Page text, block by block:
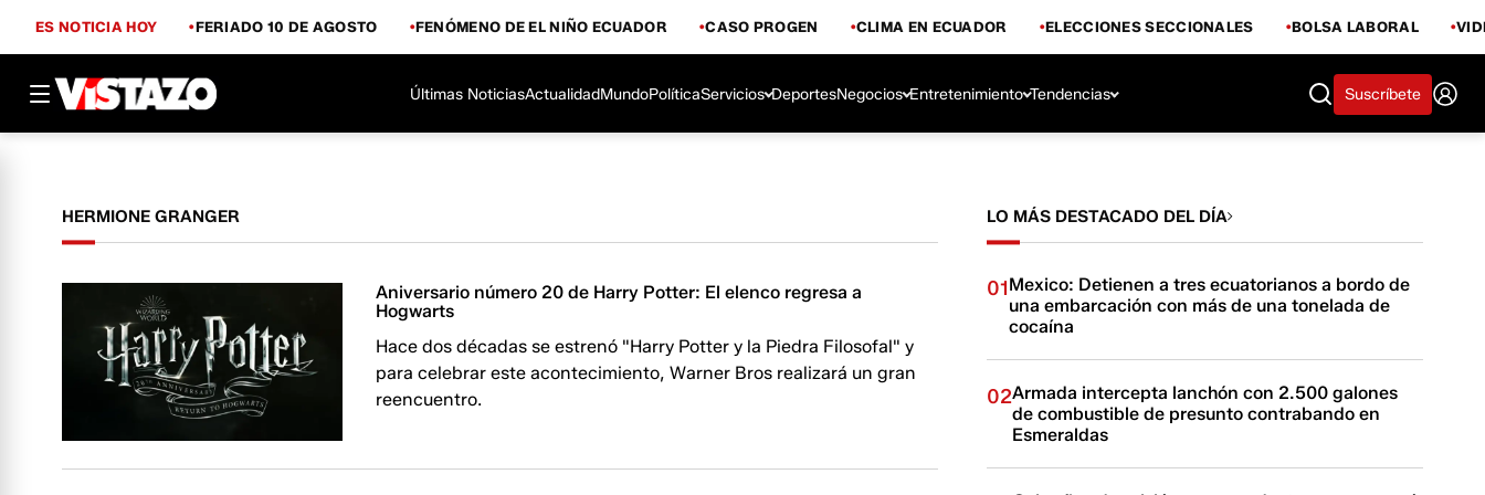
ES NOTICIA HOY FERIADO 10 DE AGOSTO FENÓMENO DE EL NIÑO ECUADOR CASO PROGEN CLIMA EN ECUADOR ELECCIONES SECCIONALES BOLSA LABORAL
Últimas NoticiasActualidadMundoPolíticaServicios DeportesNegocios Entretenimiento Tendencias Suscríbete
HERMIONE GRANGER
Aniversario número 20 de Harry Potter: El elenco regresa a
Hogwarts
Hace dos décadas se estrenó "Harry Potter y la Piedra Filosofal" y
para celebrar este acontecimiento, Warner Bros realizará un gran
reencuentro.
LO MÁS DESTACADO DEL DÍA
01Mexico: Detienen a tres ecuatorianos a bordo de
una embarcación con más de una tonelada de
cocaína
02Armada intercepta lanchón con 2.500 galones
de combustible de presunto contrabando en
Esmeraldas